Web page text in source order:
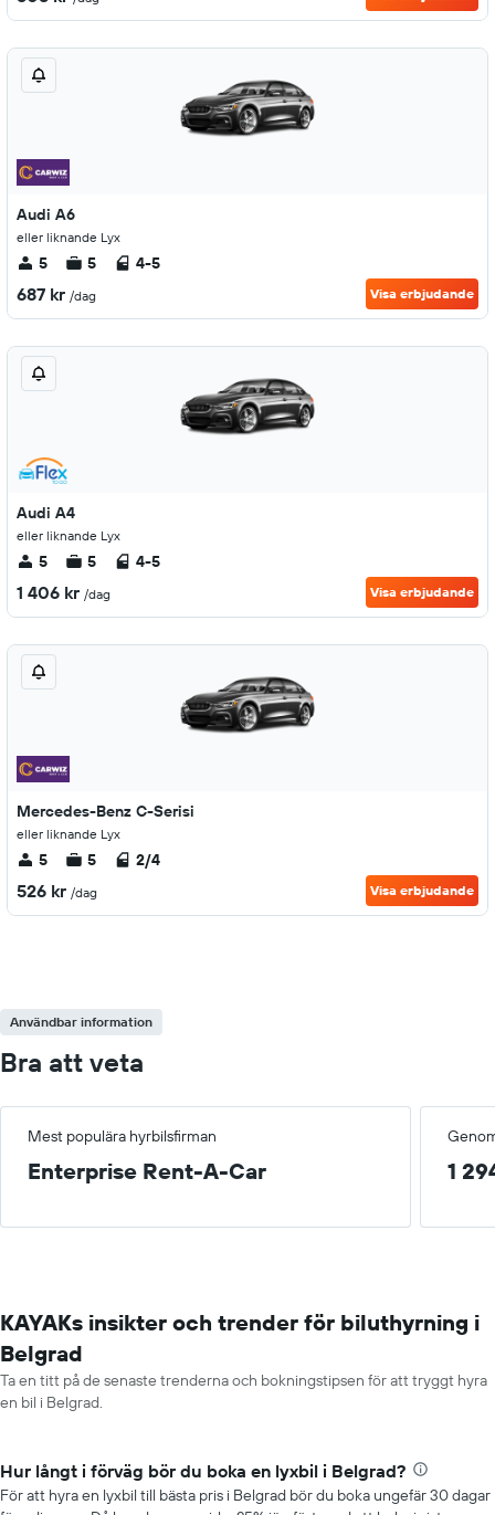
Audi A6
eller liknande Lyx
5 5 4-5
687 kr /dag Visa erbjudande
Audi A4
eller liknande Lyx
5 5 4-5
1 406 kr /dag Visa erbjudande
Mercedes-Benz C-Serisi
eller liknande Lyx
5 5 2/4
526 kr /dag Visa erbjudande
Användbar information
Bra att veta
Mest populära hyrbilsfirman
Enterprise Rent-A-Car 1
KAYAKs insikter och trender för biluthyrning i
Belgrad
Ta en titt på de senaste trenderna och bokningstipsen för att tryggt hyra
en bil i Belgrad.
Hur långt i förväg bör du boka en lyxbil i Belgrad?
För att hyra en lyxbil till bästa pris i Belgrad bör du boka ungefär 30 dagar